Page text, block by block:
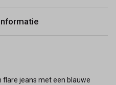
flare jeans met een blauwe